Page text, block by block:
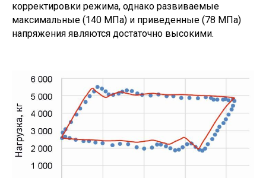
корректировки режима, однако развиваемые
максимальные (140 МПа) и приведенные (78 МПа)
напряжения являются достаточно высокими.